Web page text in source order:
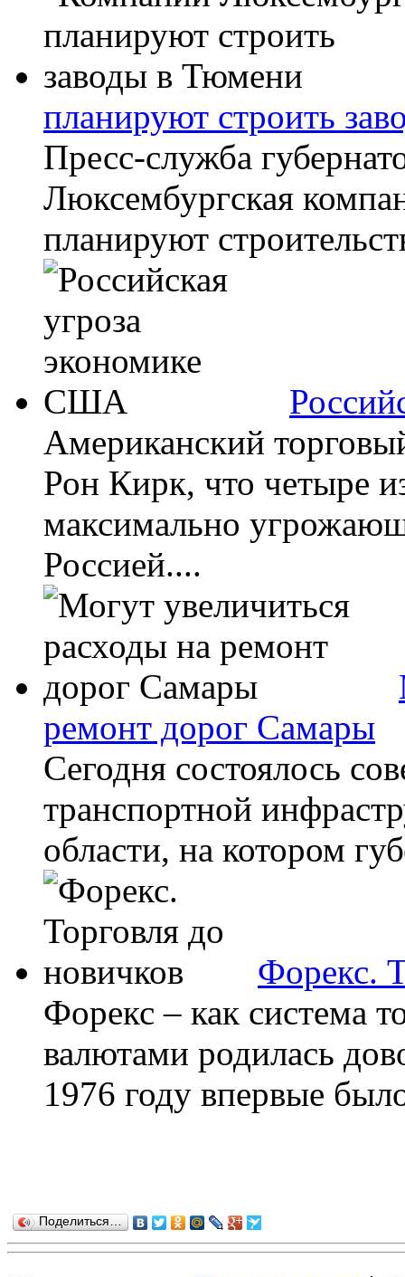
планируют строить
Пресс-служба
Люксембургская
планируют
Американский
Рон Кирк, что четыре
максимально
Россией....
ремонт дорог Самары
Сегодня состоялось
транспортной
области, на котором
Форекс.
Форекс – как система
валютами родилась
1976 году впервые
Поделиться…